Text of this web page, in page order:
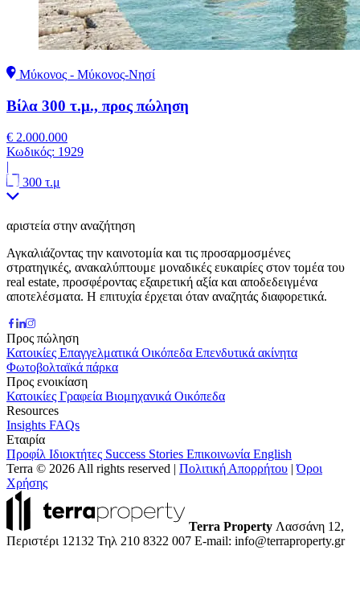
Μύκονος - Μύκονος-Νησί
Βίλα 300 τ.μ., προς πώληση
€ 2.000.000
Κωδικός: 1929
|
300 τ.μ
αριστεία στην αναζήτηση
Αγκαλιάζοντας την καινοτομία και τις προσαρμοσμένες
στρατηγικές, ανακαλύπτουμε μοναδικές ευκαιρίες στον τομέα του
real estate, προσφέροντας εξαιρετική αξία και αποδεδειγμένα
αποτελέσματα. Η επιτυχία έρχεται όταν αναζητάς διαφορετικά.
Προς πώληση
Κατοικίες Επαγγελματικά Οικόπεδα Επενδυτικά ακίνητα
Φωτοβολταϊκά πάρκα
Προς ενοικίαση
Κατοικίες Γραφεία Βιομηχανικά Οικόπεδα
Resources
Insights FAQs
Εταιρία
Προφίλ Ιδιοκτήτες Success Stories Επικοινωνία English
Terra © 2026 All rights reserved | Πολιτική Απορρήτου |Όροι
Χρήσης
Terra Property Λασσάνη 12,
Περιστέρι 12132 Τηλ 210 8322 007 E-mail: info@terraproperty.gr